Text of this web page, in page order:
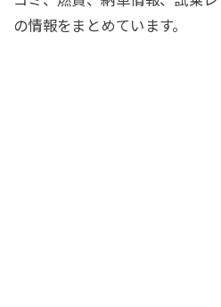
の情報をまとめています。